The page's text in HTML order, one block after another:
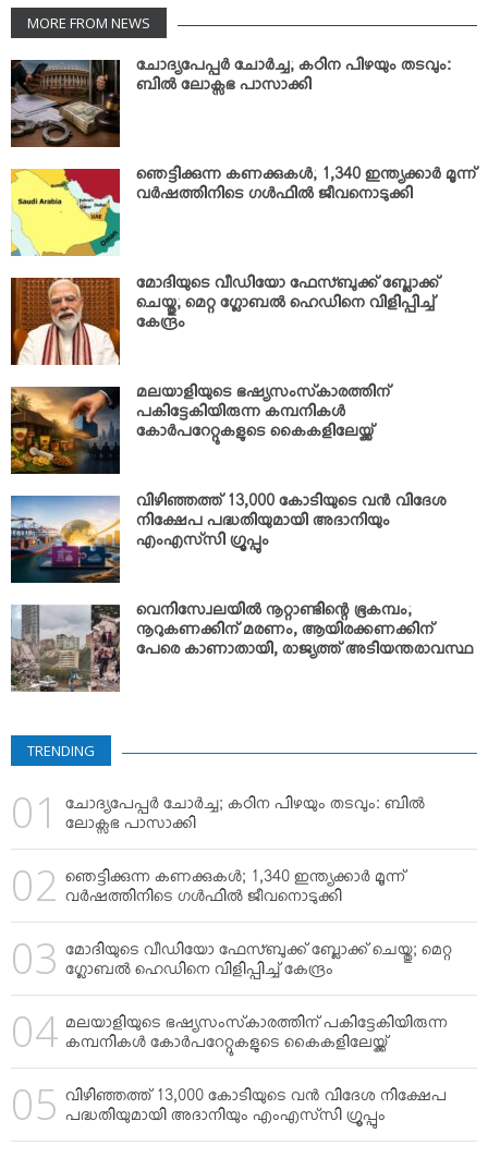
MORE FROM NEWS
ചോദ്യപേപ്പര്‍ ചോര്‍ച്ച; കഠിന പിഴയും തടവും:
ബില്‍ ലോക്സഭ പാസാക്കി
ഞെട്ടിക്കുന്ന കണക്കുകള്‍; 1,340 ഇന്ത്യക്കാര്‍ മൂന്ന്
വര്‍ഷത്തിനിടെ ഗള്‍ഫില്‍ ജീവനൊടുക്കി
മോദിയുടെ വീഡിയോ ഫേസ്ബുക്ക് ബ്ലോക്ക്
ചെയ്തു; മെറ്റ ഗ്ലോബല്‍ ഹെഡിനെ വിളിപ്പിച്ച്
കേന്ദ്രം
മലയാളിയുടെ ഭഷ്യസംസ്‌കാരത്തിന്
പകിട്ടേകിയിരുന്ന കമ്പനികള്‍
കോര്‍പറേറ്റുകളുടെ കൈകളിലേയ്ക്ക്
വിഴിഞ്ഞത്ത് 13,000 കോടിയുടെ വന്‍ വിദേശ
നിക്ഷേപ പദ്ധതിയുമായി അദാനിയും
എംഎസ്‌സി ഗ്രൂപ്പും
വെനിസ്വേലയില്‍ നൂറ്റാണ്ടിന്റെ ഭൂകമ്പം;
നൂറുകണക്കിന് മരണം, ആയിരക്കണക്കിന്
പേരെ കാണാതായി, രാജ്യത്ത് അടിയന്തരാവസ്ഥ
TRENDING
ചോദ്യപേപ്പര്‍ ചോര്‍ച്ച; കഠിന പിഴയും തടവും: ബില്‍
ലോക്സഭ പാസാക്കി
ഞെട്ടിക്കുന്ന കണക്കുകള്‍; 1,340 ഇന്ത്യക്കാര്‍ മൂന്ന്
വര്‍ഷത്തിനിടെ ഗള്‍ഫില്‍ ജീവനൊടുക്കി
മോദിയുടെ വീഡിയോ ഫേസ്ബുക്ക് ബ്ലോക്ക് ചെയ്തു; മെറ്റ
ഗ്ലോബല്‍ ഹെഡിനെ വിളിപ്പിച്ച് കേന്ദ്രം
മലയാളിയുടെ ഭഷ്യസംസ്‌കാരത്തിന് പകിട്ടേകിയിരുന്ന
കമ്പനികള്‍ കോര്‍പറേറ്റുകളുടെ കൈകളിലേയ്ക്ക്
വിഴിഞ്ഞത്ത് 13,000 കോടിയുടെ വന്‍ വിദേശ നിക്ഷേപ
പദ്ധതിയുമായി അദാനിയും എംഎസ്‌സി ഗ്രൂപ്പും